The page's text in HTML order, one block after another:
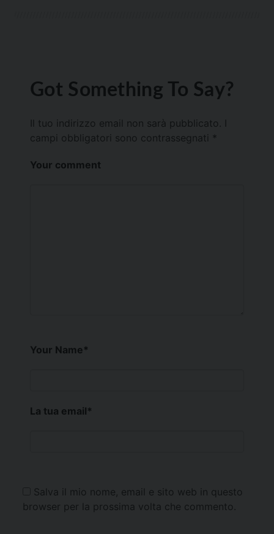
Got Something To Say?
Il tuo indirizzo email non sarà pubblicato.
campi obbligatori sono contrassegnati *
Your comment
Your Name*
La tua email*
Salva il mio nome, email e sito web in questo
browser per la prossima volta che commento.